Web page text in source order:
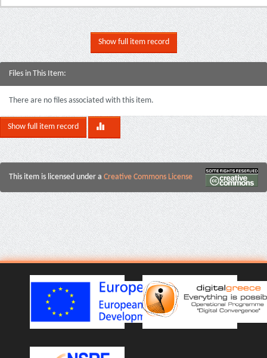
Show full item record
Files in This Item:
There are no files associated with this item.
Show full item record
This item is licensed under a Creative Commons License